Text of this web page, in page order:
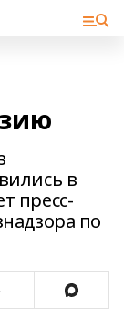
в
пресс-
по